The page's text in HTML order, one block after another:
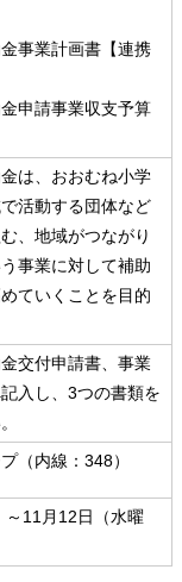
事業計画書【連携
申請事業収支予算
は、おおむね小学
活動する団体など
、地域がつながり
事業に対して補助
ていくことを目的
交付申請書、事業
入し、3つの書類を
（内線：348）
～11月12日（水曜